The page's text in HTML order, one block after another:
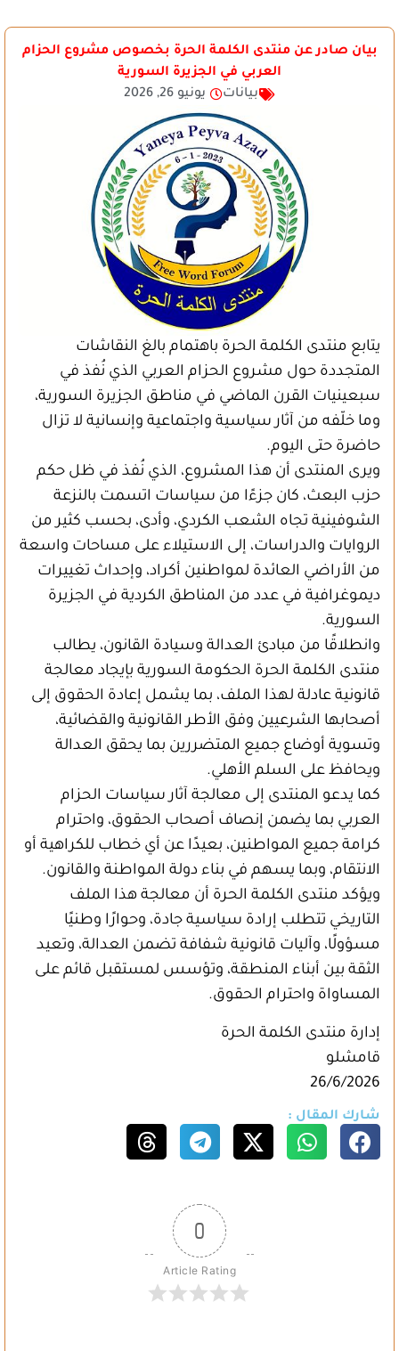
بيان صادر عن منتدى الكلمة الحرة بخصوص مشروع الحزام
العربي في الجزيرة السورية
بيانات
يونيو 26, 2026
يتابع منتدى الكلمة الحرة باهتمام بالغ النقاشات
المتجددة حول مشروع الحزام العربي الذي نُفذ في
سبعينيات القرن الماضي في مناطق الجزيرة السورية،
وما خلّفه من آثار سياسية واجتماعية وإنسانية لا تزال
حاضرة حتى اليوم.
ويرى المنتدى أن هذا المشروع، الذي نُفذ في ظل حكم
حزب البعث، كان جزءًا من سياسات اتسمت بالنزعة
الشوفينية تجاه الشعب الكردي، وأدى، بحسب كثير من
الروايات والدراسات، إلى الاستيلاء على مساحات واسعة
من الأراضي العائدة لمواطنين أكراد، وإحداث تغييرات
ديموغرافية في عدد من المناطق الكردية في الجزيرة
السورية.
وانطلاقًا من مبادئ العدالة وسيادة القانون، يطالب
منتدى الكلمة الحرة الحكومة السورية بإيجاد معالجة
قانونية عادلة لهذا الملف، بما يشمل إعادة الحقوق إلى
أصحابها الشرعيين وفق الأطر القانونية والقضائية،
وتسوية أوضاع جميع المتضررين بما يحقق العدالة
ويحافظ على السلم الأهلي.
كما يدعو المنتدى إلى معالجة آثار سياسات الحزام
العربي بما يضمن إنصاف أصحاب الحقوق، واحترام
كرامة جميع المواطنين، بعيدًا عن أي خطاب للكراهية أو
الانتقام، وبما يسهم في بناء دولة المواطنة والقانون.
ويؤكد منتدى الكلمة الحرة أن معالجة هذا الملف
التاريخي تتطلب إرادة سياسية جادة، وحوارًا وطنيًا
مسؤولًا، وآليات قانونية شفافة تضمن العدالة، وتعيد
الثقة بين أبناء المنطقة، وتؤسس لمستقبل قائم على
المساواة واحترام الحقوق.
إدارة منتدى الكلمة الحرة
قامشلو
26/6/2026
شارك المقال :
0
Article Rating